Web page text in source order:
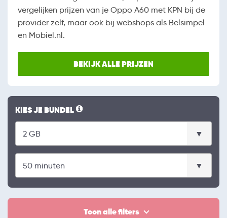
vergelijken prijzen van je Oppo A60 met KPN bij de
provider zelf, maar ook bij webshops als Belsimpel
en Mobiel.nl.
BEKIJK ALLE PRIJZEN
KIES JE BUNDEL
Toon alle filters